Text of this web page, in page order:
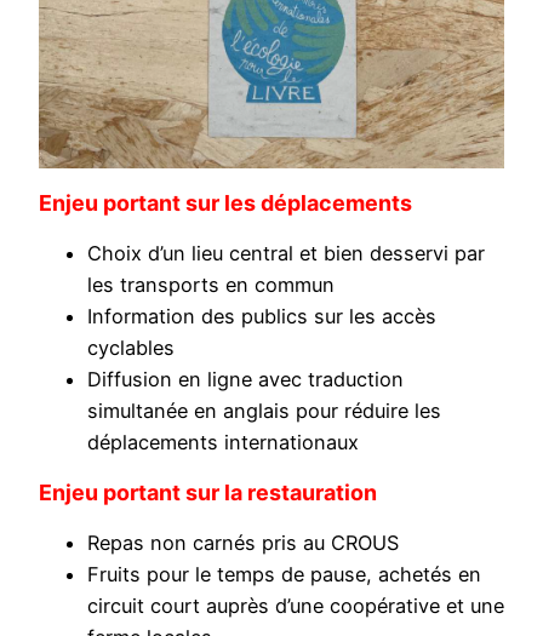
Enjeu portant sur les déplacements
Choix d’un lieu central et bien desservi par
les transports en commun
Information des publics sur les accès
cyclables
Diffusion en ligne avec traduction
simultanée en anglais pour réduire les
déplacements internationaux
Enjeu portant sur la restauration
Repas non carnés pris au CROUS
Fruits pour le temps de pause, achetés en
circuit court auprès d’une coopérative et une